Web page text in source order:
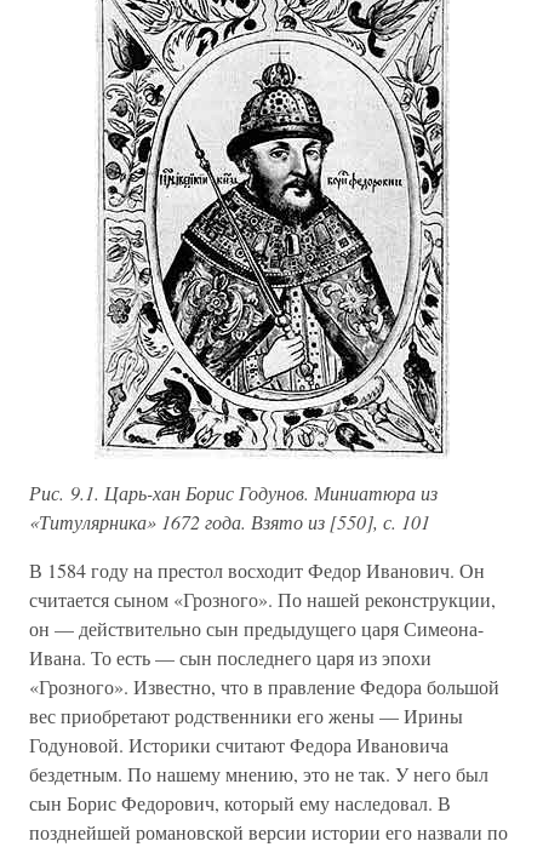
Рис. 9.1. Царь-хан Борис Годунов. Миниатюра из
«Титулярника» 1672 года. Взято из [550], с. 101
В 1584 году на престол восходит Федор Иванович. Он
считается сыном «Грозного». По нашей реконструкции,
он — действительно сын предыдущего царя Симеона-
Ивана. То есть — сын последнего царя из эпохи
«Грозного». Известно, что в правление Федора большой
вес приобретают родственники его жены — Ирины
Годуновой. Историки считают Федора Ивановича
бездетным. По нашему мнению, это не так. У него был
сын Борис Федорович, который ему наследовал. В
позднейшей романовской версии истории его назвали по